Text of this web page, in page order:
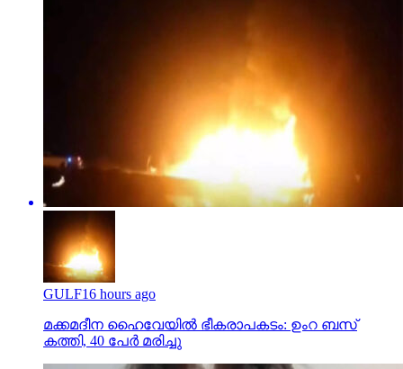
GULF16 hours ago
മക്കമദീന ഹൈവേയില്‍ ഭീകരാപകടം: ഉംറ ബസ്
കത്തി, 40 പേര്‍ മരിച്ചു